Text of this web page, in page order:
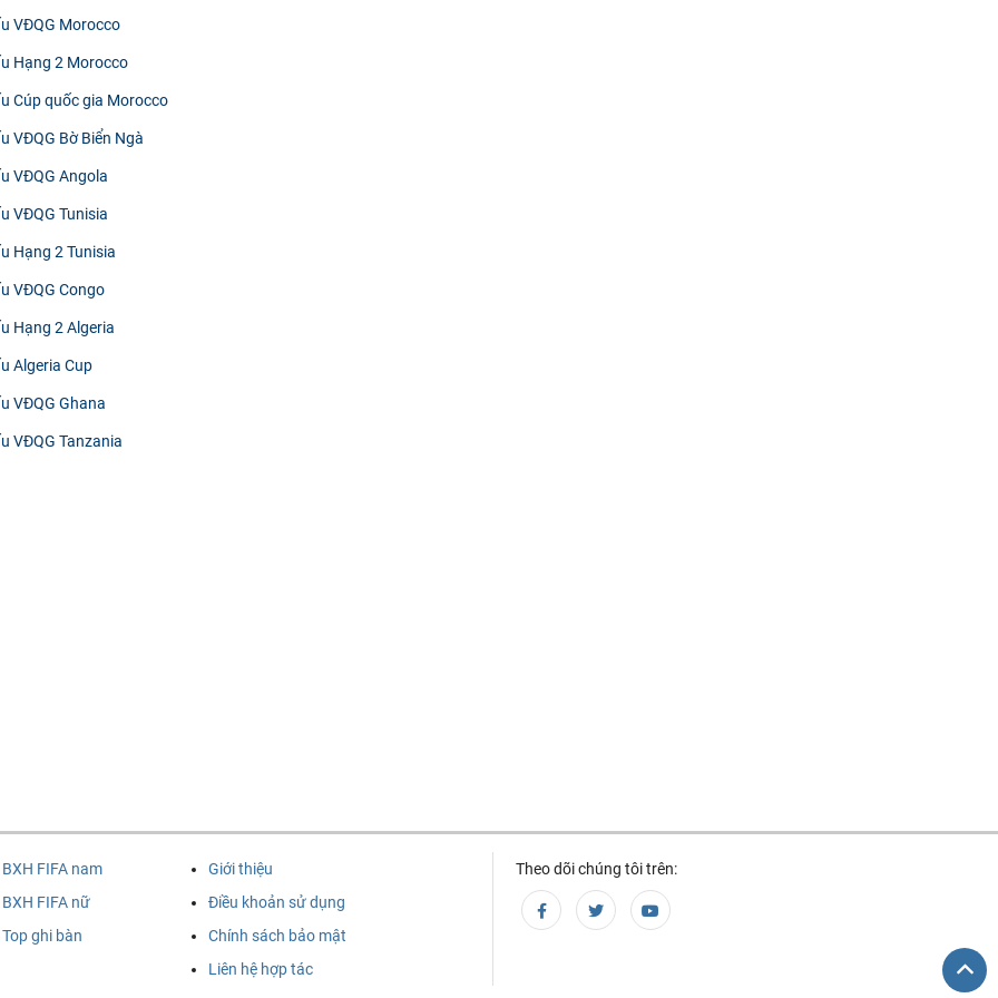
VĐQG Morocco
Hạng 2 Morocco
Cúp quốc gia Morocco
VĐQG Bờ Biển Ngà
VĐQG Angola
VĐQG Tunisia
Hạng 2 Tunisia
VĐQG Congo
Hạng 2 Algeria
Algeria Cup
VĐQG Ghana
VĐQG Tanzania
BXH FIFA nam
BXH FIFA nữ
Top ghi bàn
Giới thiệu
Điều khoản sử dụng
Chính sách bảo mật
Liên hệ hợp tác
Theo dõi chúng tôi trên: